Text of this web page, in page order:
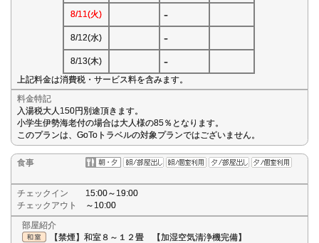
8/11(火) -
8/12(水) -
8/13(木) -
上記料金は消費税・サービス料を含みます。
料金特記
入湯税大人150円別途頂きます。
小学生伊勢海老付の場合は大人様の85％となります。
このプランは、GoToトラベルの対象プランではございません。
食事
チェックイン
15:00～19:00
チェックアウト
～10:00
部屋紹介
【禁煙】和室８～１２畳 【加湿空気清浄機完備】